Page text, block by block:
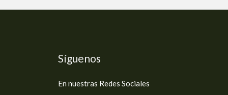
Síguenos
En nuestras Redes Sociales